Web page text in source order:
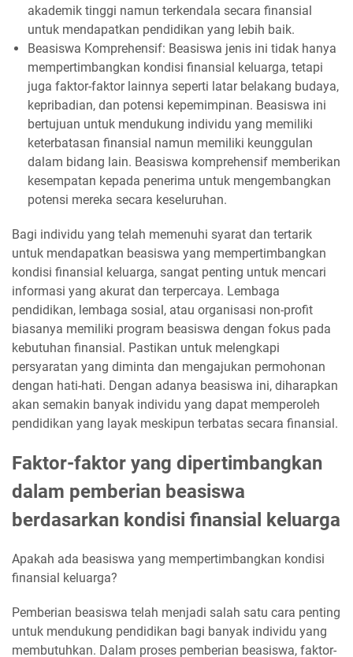
akademik tinggi namun terkendala secara finansial
untuk mendapatkan pendidikan yang lebih baik.
Beasiswa Komprehensif: Beasiswa jenis ini tidak hanya
mempertimbangkan kondisi finansial keluarga, tetapi
juga faktor-faktor lainnya seperti latar belakang budaya,
kepribadian, dan potensi kepemimpinan. Beasiswa ini
bertujuan untuk mendukung individu yang memiliki
keterbatasan finansial namun memiliki keunggulan
dalam bidang lain. Beasiswa komprehensif memberikan
kesempatan kepada penerima untuk mengembangkan
potensi mereka secara keseluruhan.
Bagi individu yang telah memenuhi syarat dan tertarik
untuk mendapatkan beasiswa yang mempertimbangkan
kondisi finansial keluarga, sangat penting untuk mencari
informasi yang akurat dan terpercaya. Lembaga
pendidikan, lembaga sosial, atau organisasi non-profit
biasanya memiliki program beasiswa dengan fokus pada
kebutuhan finansial. Pastikan untuk melengkapi
persyaratan yang diminta dan mengajukan permohonan
dengan hati-hati. Dengan adanya beasiswa ini, diharapkan
akan semakin banyak individu yang dapat memperoleh
pendidikan yang layak meskipun terbatas secara finansial.
Faktor-faktor yang dipertimbangkan
dalam pemberian beasiswa
berdasarkan kondisi finansial keluarga
Apakah ada beasiswa yang mempertimbangkan kondisi
finansial keluarga?
Pemberian beasiswa telah menjadi salah satu cara penting
untuk mendukung pendidikan bagi banyak individu yang
membutuhkan. Dalam proses pemberian beasiswa, faktor-